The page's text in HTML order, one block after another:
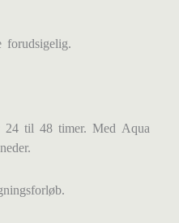
forudsigelig.
24 til 48 timer. Med Aqua